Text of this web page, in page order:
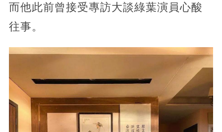
而他此前曾接受專訪大談綠葉演員心酸
往事。